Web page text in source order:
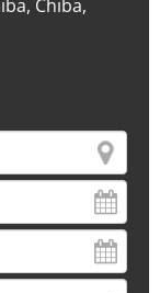
Chiba,